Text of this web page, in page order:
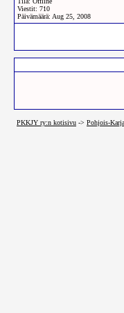
Viestit: 710
Päivämäärä: Aug 25, 2008
PKKJY ry:n kotisivu -> Pohjois-